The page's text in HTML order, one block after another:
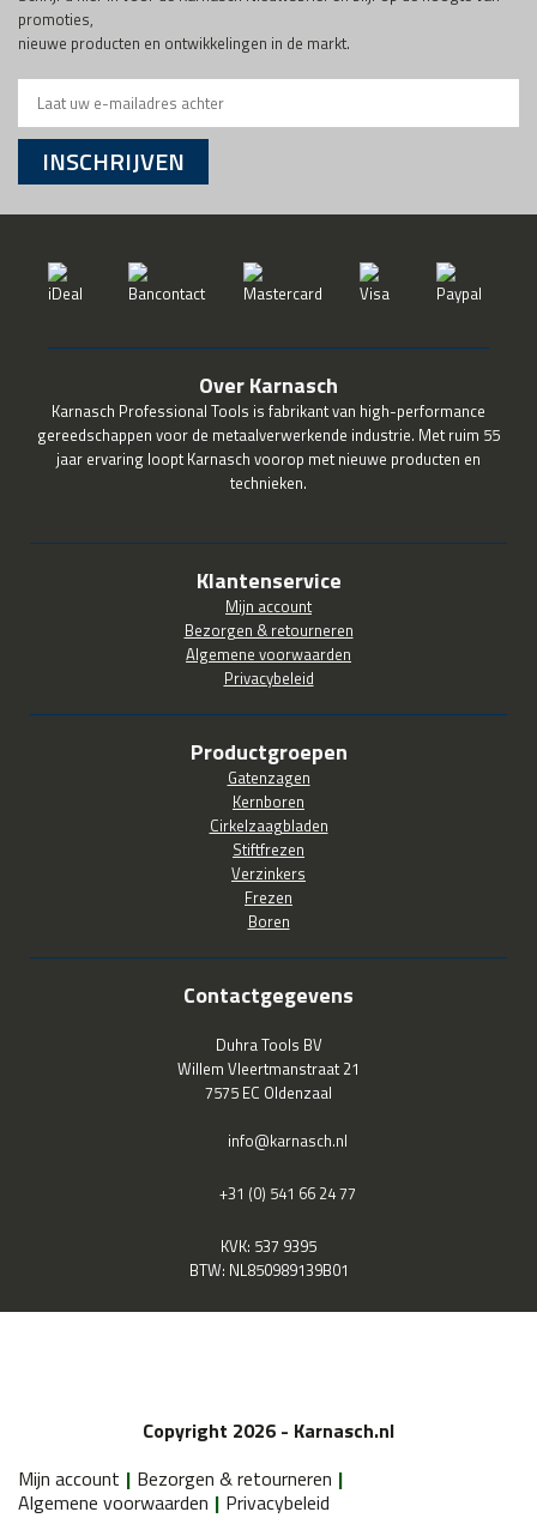
promoties,
nieuwe producten en ontwikkelingen in de markt.
INSCHRIJVEN
Over Karnasch
Karnasch Professional Tools is fabrikant van high-performance
gereedschappen voor de metaalverwerkende industrie. Met ruim 55
jaar ervaring loopt Karnasch voorop met nieuwe producten en
technieken.
Klantenservice
Mijn account
Bezorgen & retourneren
Algemene voorwaarden
Privacybeleid
Productgroepen
Gatenzagen
Kernboren
Cirkelzaagbladen
Stiftfrezen
Verzinkers
Frezen
Boren
Contactgegevens
Duhra Tools BV
Willem Vleertmanstraat 21
7575 EC Oldenzaal
info@karnasch.nl
+31 (0) 541 66 24 77
KVK: 537 9395
BTW: NL850989139B01
Copyright 2026 - Karnasch.nl
Mijn account
Bezorgen & retourneren
Algemene voorwaarden
Privacybeleid